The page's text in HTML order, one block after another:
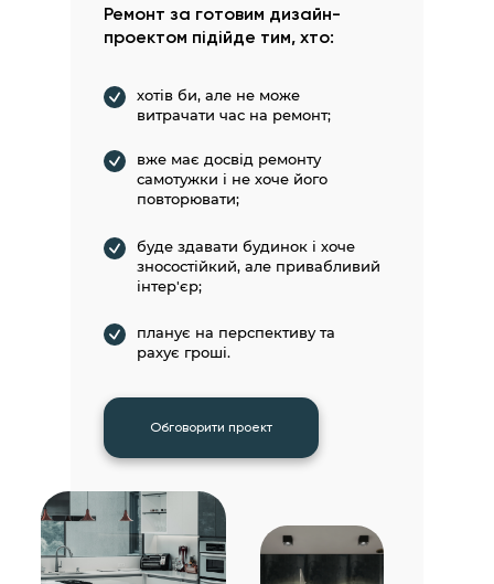
Ремонт за готовим дизайн-
проектом підійде тим, хто:
хотів би, але не може
витрачати час на ремонт;
вже має досвід ремонту
самотужки і не хоче його
повторювати;
буде здавати будинок і хоче
зносостійкий, але привабливий
інтер'єр;
планує на перспективу та
рахує гроші.
Обговорити проект